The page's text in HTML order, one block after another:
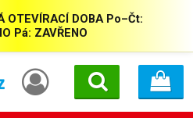
OTEVÍRACÍ DOBA Po–Čt:
Pá: ZAVŘENO